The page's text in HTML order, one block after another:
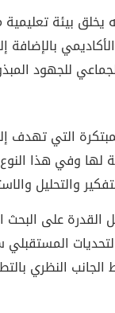
بيئة
بالإضافة
للجهود
التي
وفي هذا النوع
والتحليل
على البحث
النظري